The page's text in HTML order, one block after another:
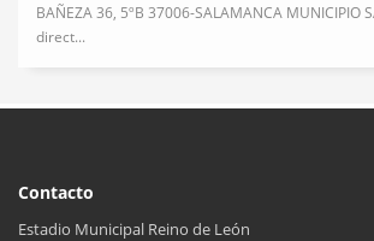
BAÑEZA 36, 5ºB 37006-SALAMANCA MUNICIPIO
direct...
Contacto
Estadio Municipal Reino de León